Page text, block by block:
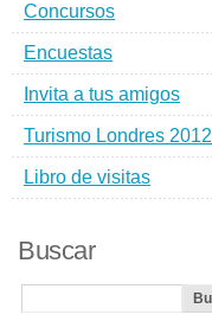
Concursos
Encuestas
Invita a tus amigos
Turismo Londres 2012
Libro de visitas
Buscar